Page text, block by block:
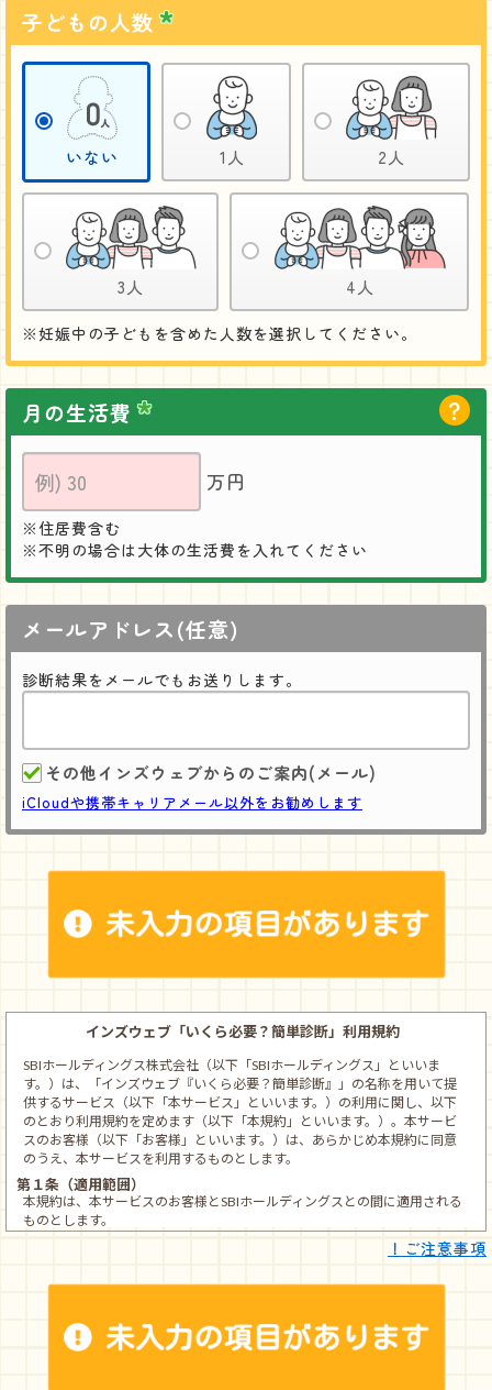
子どもの人数
いない 1人 2人
3人 4人
妊娠中の子どもを含めた人数を選択してください。
月の生活費
万円
住居費含む
不明の場合は大体の生活費を入れてください
メールアドレス(任意)
診断結果をメールでもお送りします。
その他インズウェブからのご案内(メール)
iCloudや携帯キャリアメール以外をお勧めします
！ご注意事項